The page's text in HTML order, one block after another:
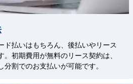
ド払いはもちろん、後払いやリース
初期費用が無料のリース契約は、
割でのお支払いが可能です。